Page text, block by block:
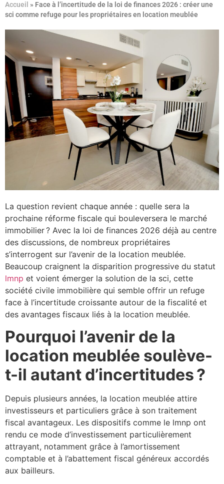
Accueil » Face à l’incertitude de la loi de finances 2026 : créer une
sci comme refuge pour les propriétaires en location meublée
La question revient chaque année : quelle sera la
prochaine réforme fiscale qui bouleversera le marché
immobilier ? Avec la loi de finances 2026 déjà au centre
des discussions, de nombreux propriétaires
s’interrogent sur l’avenir de la location meublée.
Beaucoup craignent la disparition progressive du statut
lmnp et voient émerger la solution de la sci, cette
société civile immobilière qui semble offrir un refuge
face à l’incertitude croissante autour de la fiscalité et
des avantages fiscaux liés à la location meublée.
Pourquoi l’avenir de la
location meublée soulève-
t-il autant d’incertitudes ?
Depuis plusieurs années, la location meublée attire
investisseurs et particuliers grâce à son traitement
fiscal avantageux. Les dispositifs comme le lmnp ont
rendu ce mode d’investissement particulièrement
attrayant, notamment grâce à l’amortissement
comptable et à l’abattement fiscal généreux accordés
aux bailleurs.